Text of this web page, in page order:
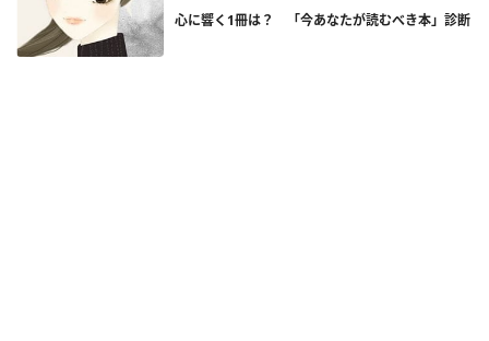
心に響く1冊は？ 「今あなたが読むべき本」診断